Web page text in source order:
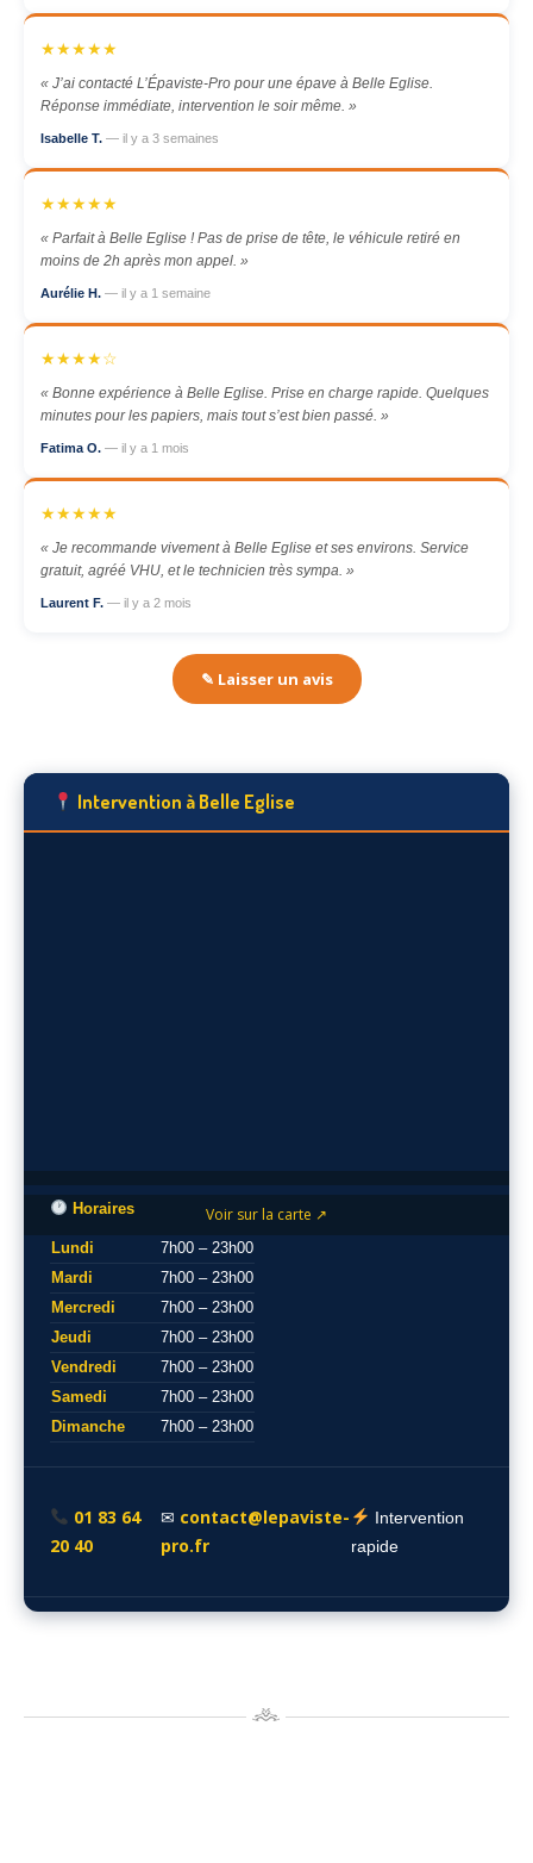
★★★★★
« J’ai contacté L’Épaviste-Pro pour une épave à Belle Eglise.
Réponse immédiate, intervention le soir même. »
Isabelle T. — il y a 3 semaines
★★★★★
« Parfait à Belle Eglise ! Pas de prise de tête, le véhicule retiré en
moins de 2h après mon appel. »
Aurélie H. — il y a 1 semaine
★★★★☆
« Bonne expérience à Belle Eglise. Prise en charge rapide. Quelques
minutes pour les papiers, mais tout s’est bien passé. »
Fatima O. — il y a 1 mois
★★★★★
« Je recommande vivement à Belle Eglise et ses environs. Service
gratuit, agréé VHU, et le technicien très sympa. »
Laurent F. — il y a 2 mois
✎ Laisser un avis
Intervention à Belle Eglise
Voir sur la carte ↗
Horaires
Lundi
7h00 – 23h00
Mardi
7h00 – 23h00
Mercredi
7h00 – 23h00
Jeudi
7h00 – 23h00
Vendredi
7h00 – 23h00
Samedi
7h00 – 23h00
Dimanche
7h00 – 23h00
01 83 64
20 40
✉ contact@lepaviste-
pro.fr
Intervention
rapide